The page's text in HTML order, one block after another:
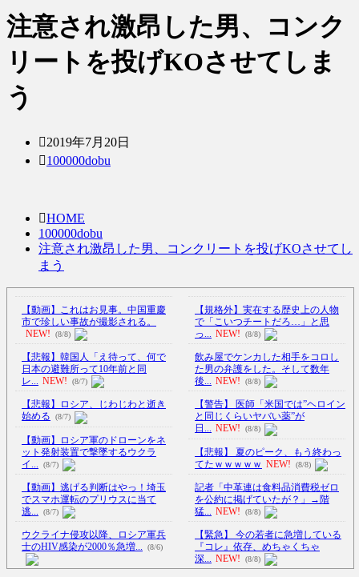
注意され激昂した男、コンク
リートを投げKOさせてしま
う
2019年7月20日
100000dobu
HOME
100000dobu
注意され激昂した男、コンクリートを投げKOさせてし
まう
【動画】これはお見事。中国重慶
市で珍しい事故が撮影される。
NEW!
(8/8)
【悲報】韓国人「え待って、何で
日本の避難所って10年前と同
レ... NEW! (8/7)
【悲報】ロシア、じわじわと逝き
始める
(8/7)
【動画】ロシア軍のドローンをネ
ット発射装置で撃墜するウクラ
イ...
(8/7)
【動画】逃げる判断はやっ！埼玉
でスマホ運転のプリウスに当て
逃...
(8/7)
ウクライナ侵攻以降、ロシア軍兵
士のHIV感染が2000％急増...
(8/6)
【規格外】実在する歴史上の人物
で「こいつチートだろ…」と思
っ...
NEW! (8/8)
飲み屋でケンカした相手をコロし
た男の弁護をした。そして数年
後... NEW! (8/8)
【警告】 医師「米国では”ヘロイン
と同じくらいヤバい薬”が
日... NEW! (8/8)
【悲報】 夏のピーク、もう終わっ
てたｗｗｗｗｗ NEW! (8/8)
記者「中革連は食料品消費税ゼロ
を公約に掲げていたが？」→階
猛...
NEW! (8/8)
【緊急】 今の若者に急増している
『コレ』依存、めちゃくちゃ
深... NEW! (8/8)